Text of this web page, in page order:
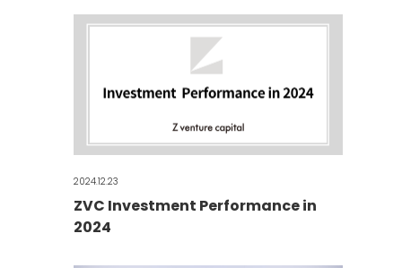
2024.12.23
ZVC Investment Performance in
2024